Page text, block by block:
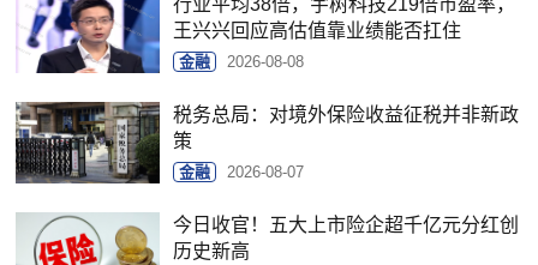
王兴兴回应高估值靠业绩能否扛住
金融 2026-08-08
税务总局：对境外保险收益征税并非新政
策
金融 2026-08-07
今日收官！五大上市险企超千亿元分红创
历史新高